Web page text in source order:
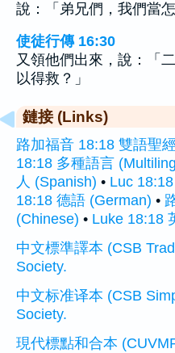
說：「弟兄們，我們當怎
使徒行傳 16:30
又領他們出來，說：「
以得救？」
鏈接 (Links)
路加福音 18:18 雙語聖
18:18 多種語言
人 (Spanish) • Luc
18:18 德語 (German) •
(Chinese) • Luke 18:18
中文標準譯本 (CSB
Society.
中文标准译本 (CSB
Society.
現代標點和合本